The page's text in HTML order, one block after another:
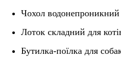
Чохол водонепроникний
Лоток складний для
Бутилка-поїлка для